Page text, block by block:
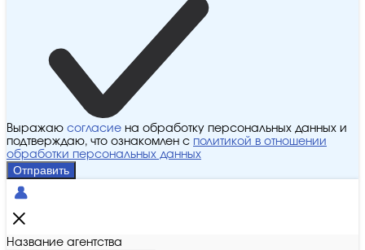
Выражаю согласие на обработку персональных данных и
подтверждаю, что ознакомлен с политикой в отношении
обработки персональных данных
Отправить
Название агентства